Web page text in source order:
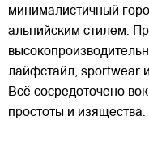
минималистичный
альпийским стилем.
лайфстайл, sportwear
Всё сосредоточено
простоты и изящества.